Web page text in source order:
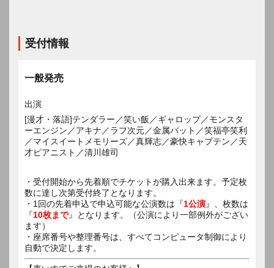
受付情報
一般発売
出演
[漫才・落語]テンダラー／笑い飯／ギャロップ／モンスタ
ーエンジン／アキナ／ラフ次元／金属バット／笑福亭笑利
／マイスイートメモリーズ／真輝志／豪快キャプテン／天
才ピアニスト／清川雄司
・受付開始から先着順でチケットが購入出来ます。予定枚
数に達し次第受付終了となります。
・1回の先着申込で申込可能な公演数は『1公演』、枚数は
『10枚まで』となります。（公演により一部例外がござい
ます）
・座席番号や整理番号は、すべてコンピュータ制御により
自動で決定します。